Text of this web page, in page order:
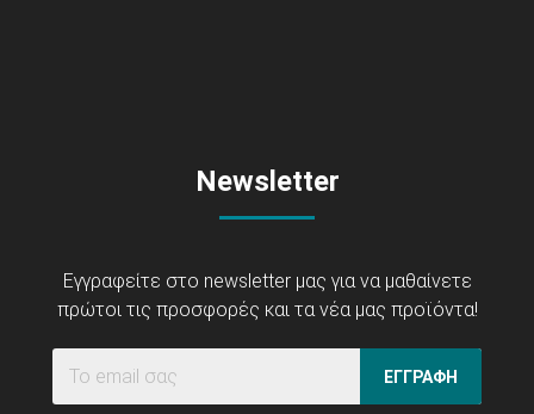
Newsletter
Εγγραφείτε στο newsletter μας για να μαθαίνετε
πρώτοι τις προσφορές και τα νέα μας προϊόντα!
ΕΓΓΡΑΦΗ